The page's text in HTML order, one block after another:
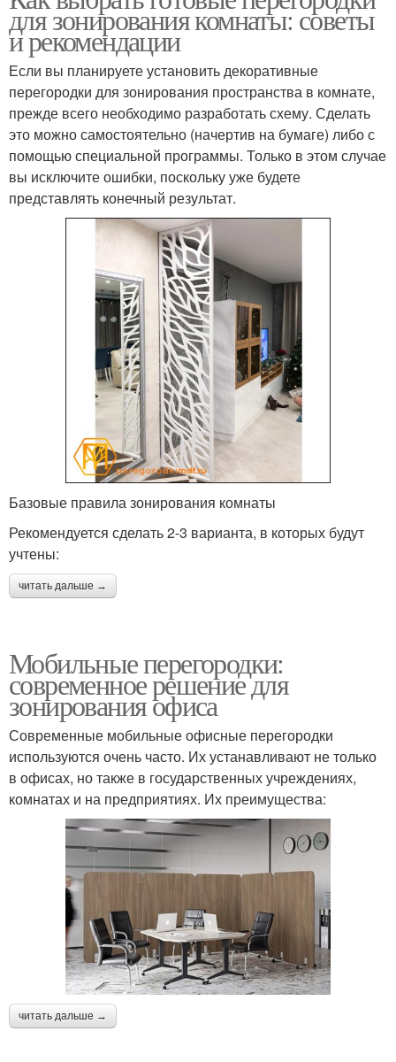
для зонирования комнаты: советы
и рекомендации
Если вы планируете установить декоративные
перегородки для зонирования пространства в комнате,
прежде всего необходимо разработать схему. Сделать
это можно самостоятельно (начертив на бумаге) либо с
помощью специальной программы. Только в этом случае
вы исключите ошибки, поскольку уже будете
представлять конечный результат.
Базовые правила зонирования комнаты
Рекомендуется сделать 2-3 варианта, в которых будут
учтены:
читать дальше →
Мобильные перегородки:
современное решение для
зонирования офиса
Современные мобильные офисные перегородки
используются очень часто. Их устанавливают не только
в офисах, но также в государственных учреждениях,
комнатах и на предприятиях. Их преимущества:
читать дальше →